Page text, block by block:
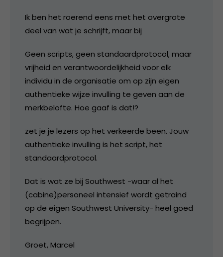
Ik ben het roerend eens met het overgrote
deel van wat je schrijft, maar bij
Geen scripts, geen standaardprotocol, maar
vrijheid en verantwoordelijkheid voor elk
individu in de organisatie om op zijn eigen
authentieke wijze invulling te geven aan de
merkbelofte. Hoe gaaf is dat!?
zet je je lezers op het verkeerde been. Jouw
authentieke invulling is het script, het
standaardprotocol.
Dat is wat ze bij Southwest -waar al het
(cabine)personeel intensief wordt getraind
op de eigen Southwest University- heel goed
begrijpen.
Groet, Marcel